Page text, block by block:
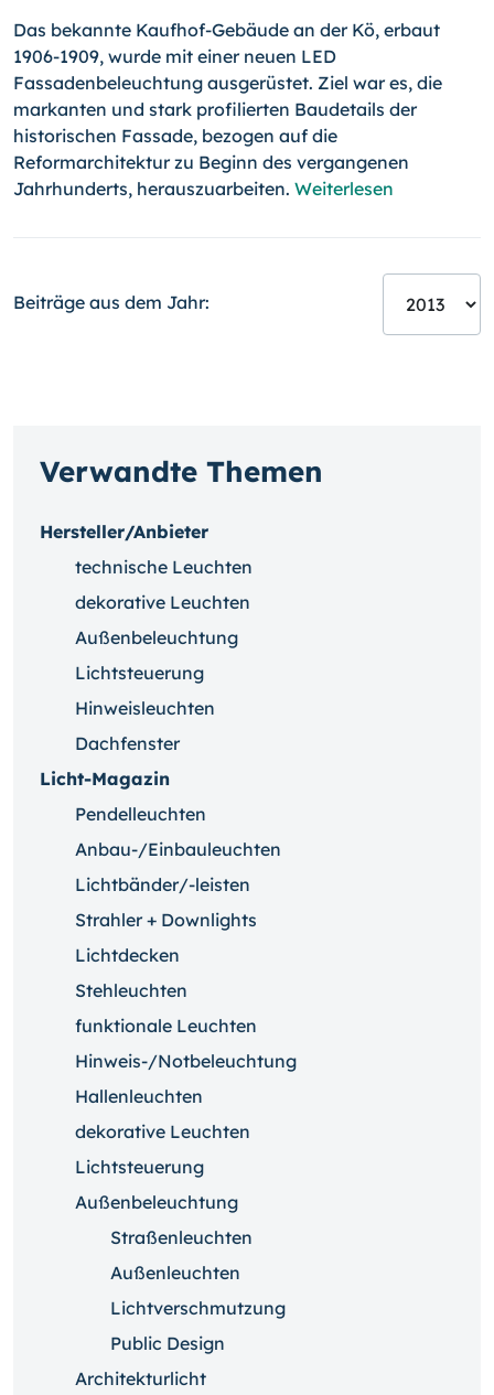
Das bekannte Kaufhof-Gebäude an der Kö, erbaut
1906-1909, wurde mit einer neuen LED
Fassadenbeleuchtung ausgerüstet. Ziel war es, die
markanten und stark profilierten Baudetails der
historischen Fassade, bezogen auf die
Reformarchitektur zu Beginn des vergangenen
Jahrhun­derts, herauszuarbeiten. Weiterlesen
Beiträge aus dem Jahr:
Verwandte Themen
Hersteller/Anbieter
technische Leuchten
dekorative Leuchten
Außenbeleuchtung
Lichtsteuerung
Hinweisleuchten
Dachfenster
Licht-Magazin
Pendelleuchten
Anbau-/Einbauleuchten
Lichtbänder/-leisten
Strahler + Downlights
Lichtdecken
Stehleuchten
funktionale Leuchten
Hinweis-/Notbeleuchtung
Hallenleuchten
dekorative Leuchten
Lichtsteuerung
Außenbeleuchtung
Straßenleuchten
Außenleuchten
Lichtverschmutzung
Public Design
Architekturlicht